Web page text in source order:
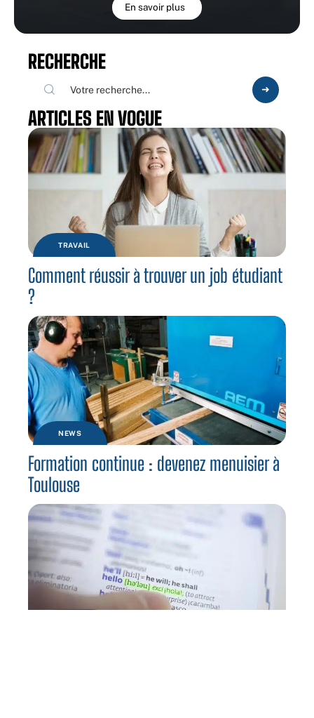
En savoir plus
RECHERCHE
ARTICLES EN VOGUE
TRAVAIL
Comment réussir à trouver un job étudiant
?
NEWS
Formation continue : devenez menuisier à
Toulouse